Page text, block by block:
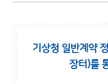
기상청 일반계약
장터)를